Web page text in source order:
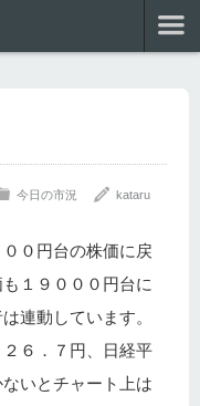
今日の市況 kataru
０円台の株価に戻
１９０００円台に
連動しています。
６．７円、日経平
いとチャート上は